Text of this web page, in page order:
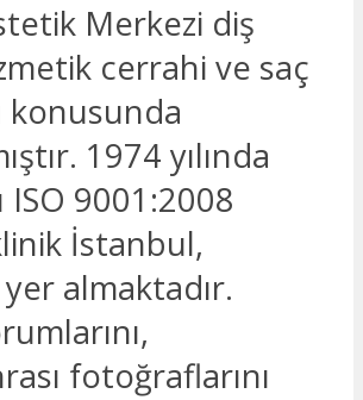
Merkezi diş
cerrahi ve saç
konusunda
1974 yılında
9001:2008
İstanbul,
almaktadır.
fotoğraflarını